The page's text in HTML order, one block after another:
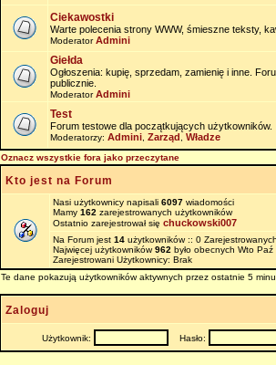
Ciekawostki
Warte polecenia strony WWW, śmieszne teksty,
ModeratorAdmini
Giełda
Ogłoszenia: kupię, sprzedam, zamienię i inne.
publicznie.
ModeratorAdmini
Test
Forum testowe dla początkujących użytkowników.
Moderatorzy: Admini, Zarząd Władze
Oznacz wszystkie fora jako przeczytane
Kto jest na Forum
Nasi użytkownicy napisali 6097wiadomości
Mamy 162 zarejestrowanych użytkowników
Ostatnio zarejestrował się chuckowski007
Na Forum jest 14użytkowników :: 0
Najwięcej użytkowników962 było obecnych Wto
Zarejestrowani Użytkownicy: Brak
Te dane pokazują użytkowników aktywnych przez ostatnie 5
Zaloguj
Użytkownik: Hasło: